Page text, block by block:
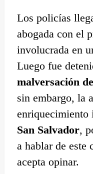
Los policías
abogada con el
involucrada en
Luego fue
malversación
sin embargo, la
enriquecimiento
San Salvador,
a hablar de este
acepta opinar.